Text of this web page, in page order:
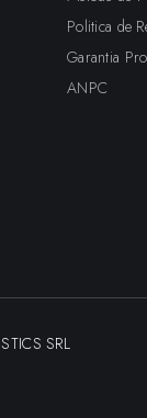
Politica de
Garantia
ANPC
SRL